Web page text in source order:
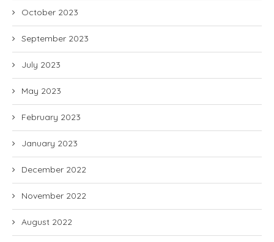
October 2023
September 2023
July 2023
May 2023
February 2023
January 2023
December 2022
November 2022
August 2022